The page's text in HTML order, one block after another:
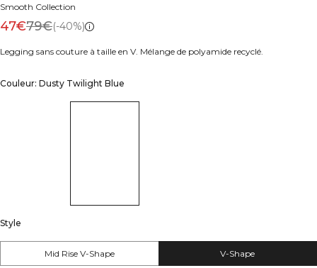
Smooth Collection
47€79€(-40%)
Legging sans couture à taille en V. Mélange de polyamide recyclé.
Couleur: Dusty Twilight Blue
Style
Mid Rise V-Shape V-Shape